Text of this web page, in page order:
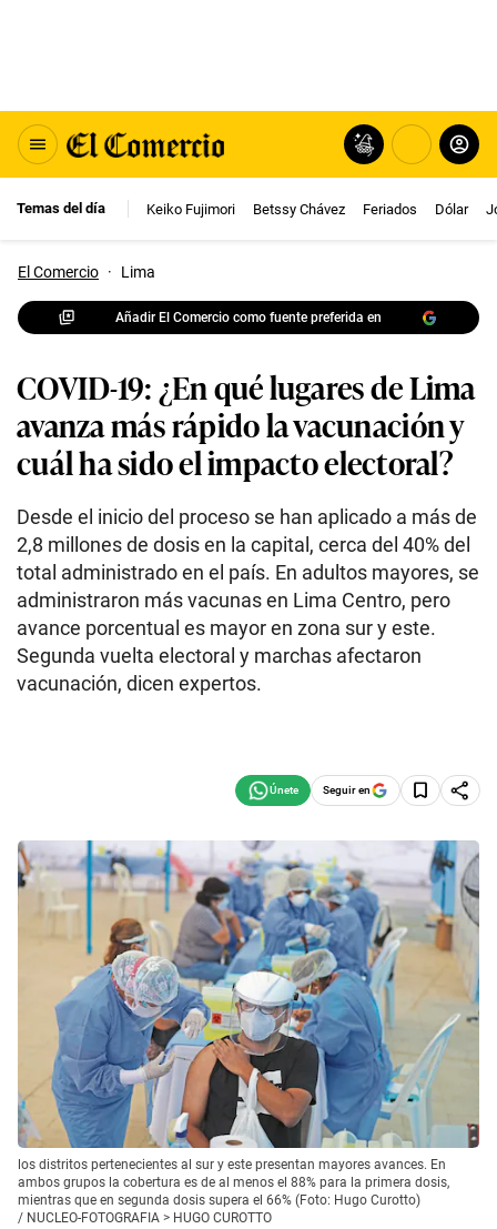
Temas del día Keiko Fujimori Betssy Chávez Feriados Dólar
El Comercio · Lima
Añadir El Comercio como fuente preferida en
COVID-19: ¿En qué lugares de Lima
avanza más rápido la vacunación y
cuál ha sido el impacto electoral?
Desde el inicio del proceso se han aplicado a más de
2,8 millones de dosis en la capital, cerca del 40% del
total administrado en el país. En adultos mayores, se
administraron más vacunas en Lima Centro, pero
avance porcentual es mayor en zona sur y este.
Segunda vuelta electoral y marchas afectaron
vacunación, dicen expertos.
Seguir en
los distritos pertenecientes al sur y este presentan mayores avances. En
ambos grupos la cobertura es de al menos el 88% para la primera dosis,
mientras que en segunda dosis supera el 66% (Foto: Hugo Curotto)
/ NUCLEO-FOTOGRAFIA > HUGO CUROTTO